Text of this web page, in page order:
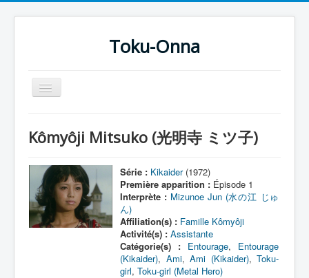
Toku-Onna
Basculer
la
Toku-Actrices
Toku-Critiques
Séries
Films
Kômyôji Mitsuko (光明寺 ミツ子)
Série : Kikaider(1972)
Première apparition : Épisode 1
Interprète : Mizunoe Jun (水の江 じゅ
ん)
Affiliation(s) : Famille Kômyôji
Activité(s) : Assistante
Catégorie(s) : Entourage, Entourage
(Kikaider), Ami,Ami (Kikaider),Toku-
girl,Toku-girl (Metal Hero)